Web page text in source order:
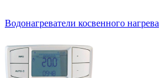
Водонагреватели косвенного нагрева